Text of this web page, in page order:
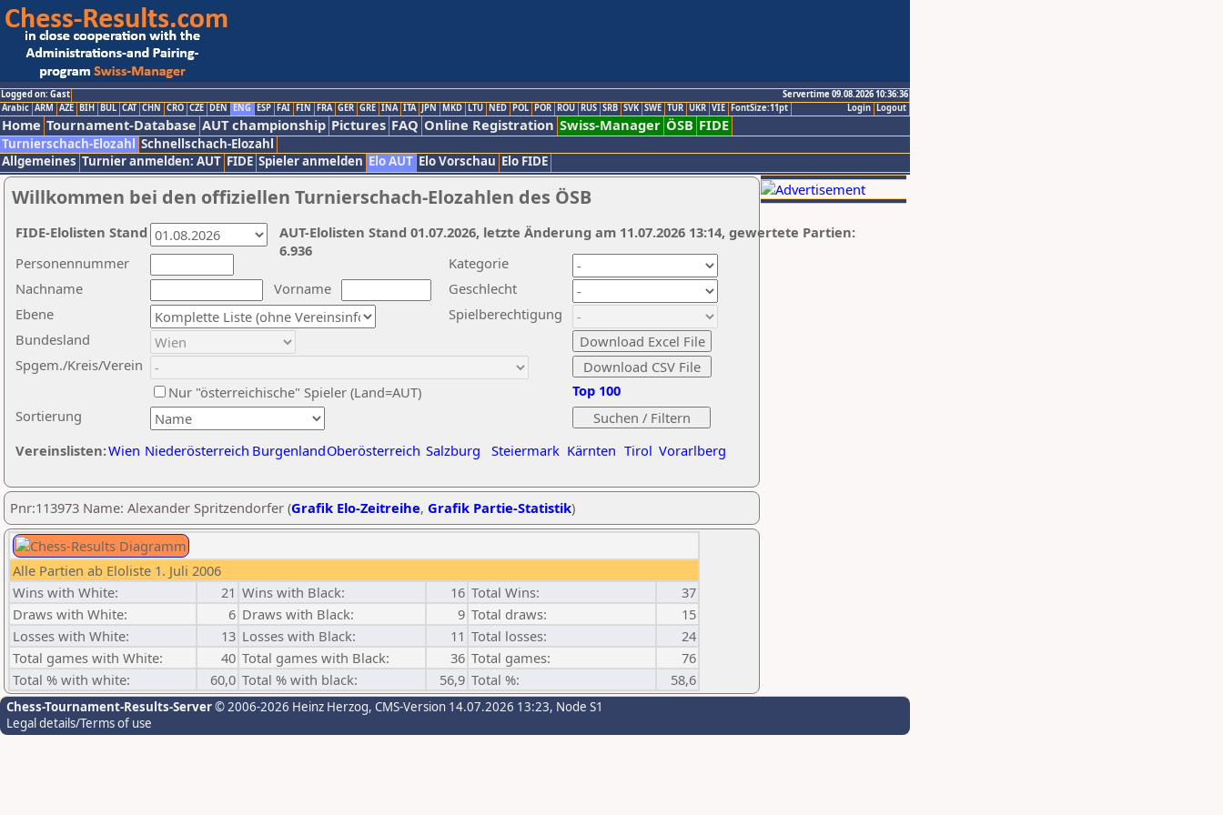
Logged on: Gast
Servertime 09.08.2026 10:36:36
Logout
Login
Arabic ARM AZE BIH BUL CAT CHN CRO CZE DEN ENG ESP FAI FIN FRA GER GRE INA ITA JPN MKD LTU NED POL POR ROU RUS SRB SVK SWE TUR UKR VIE FontSize:11pt
Home Tournament-Database AUT championship Pictures FAQ Online Registration Swiss-Manager ÖSB FIDE
Turnierschach-Elozahl Schnellschach-Elozahl
Allgemeines Turnier anmelden: AUT FIDE Spieler anmelden Elo AUT Elo Vorschau Elo FIDE
Willkommen bei den offiziellen Turnierschach-Elozahlen des ÖSB
Nachname
Vorname
Ebene
Kategorie
Sortierung
Personennummer
Bundesland
Spgem./Kreis/Verein
Geschlecht
Nur "österreichische" Spieler (Land=AUT)
Spielberechtigung
Vereinslisten:Wien Niederösterreich BurgenlandOberösterreich Salzburg Steiermark Kärnten Tirol Vorarlberg
Top 100
AUT-Elolisten Stand 01.07.2026, letzte Änderung am 11.07.2026 13:14, gewertete Partien:
6.936
FIDE-Elolisten Stand
Pnr:113973 Name: Alexander Spritzendorfer (Grafik Elo-Zeitreihe, Grafik Partie-Statistik)
Alle Partien ab Eloliste 1. Juli 2006
Wins with White:
21 Wins with Black: 16 Total Wins:
37
Draws with White:
6 Draws with Black: 9 Total draws:
15
Losses with White:
13 Losses with Black: 11 Total losses:
24
Total games with White:
40 Total games with Black: 36 Total games:
76
Total % with white:
60,0 Total % with black: 56,9 Total %: 58,6
Chess-Tournament-Results-Server© 2006-2026 Heinz Herzog, CMS-Version 14.07.2026 13:23, Node S1
Legal details/Terms of use